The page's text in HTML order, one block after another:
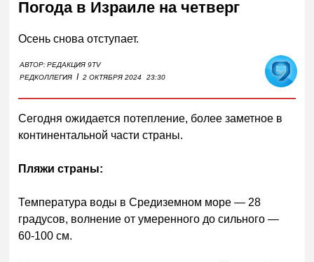
Погода в Израиле на четверг
Осень снова отступает.
АВТОР:РЕДАКЦИЯ 9TV
РЕДКОЛЛЕГИЯ I 2 ОКТЯБРЯ 2024 23:30
Сегодня ожидается потепление, более заметное в
континентальной части страны.
Пляжи страны:
Температура воды в Средиземном море — 28
градусов, волнение от умеренного до сильного —
60-100 см.